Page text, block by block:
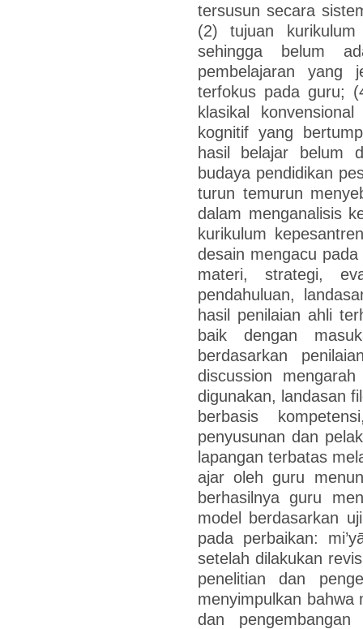
tersusun secara
(2) tujuan
sehingga belum
pembelajaran yang
terfokus pada guru;
klasikal
kognitif yang
hasil belajar belum
budaya pendidikan
turun temurun
dalam menganalisis
kurikulum
desain mengacu
materi, strategi,
pendahuluan,
hasil penilaian ahli
baik dengan
berdasarkan
discussion
digunakan, landasan
berbasis
penyusunan dan
lapangan terbatas
ajar oleh guru
berhasilnya guru
model berdasarkan
pada perbaikan:
setelah dilakukan
penelitian dan
menyimpulkan bahwa
dan